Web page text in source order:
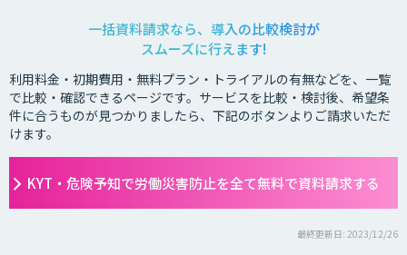
一括資料請求なら、導入の比較検討が
スムーズに行えます!
利用料金・初期費用・無料プラン・トライアルの有無などを、一覧
で比較・確認できるページです。サービスを比較・検討後、希望条
件に合うものが見つかりましたら、下記のボタンよりご請求いただ
けます。
KYT・危険予知で労働災害防止を全て無料で資料請求する
最終更新日: 2023/12/26